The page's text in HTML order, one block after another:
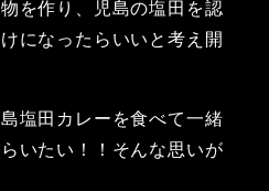
を作り、児島の塩田を認
になったらいいと考え開
塩田カレーを食べて一緒
いたい！！そんな思いが